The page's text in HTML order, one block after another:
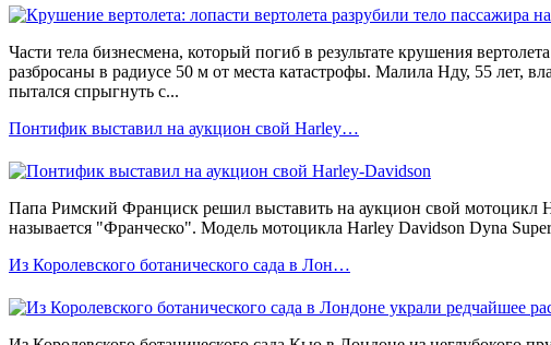
Части тела бизнесмена, который погиб в результате крушения
разбросаны в радиусе 50 м от места катастрофы. Малила Нду, 55 лет,
пытался спрыгнуть с...
Понтифик выставил на аукцион свой Harley…
Папа Римский Франциск решил выставить на аукцион свой мотоцикл
называется "Франческо". Модель мотоцикла Harley Davidson Dyna
Из Королевского ботанического сада в Лон…